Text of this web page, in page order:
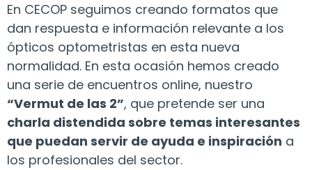
En CECOP seguimos creando formatos que
dan respuesta e información relevante a los
ópticos optometristas en esta nueva
normalidad. En esta ocasión hemos creado
una serie de encuentros online, nuestro
“Vermut de las 2”, que pretende ser una
charla distendida sobre temas interesantes
que puedan servir de ayuda e inspiración a
los profesionales del sector.